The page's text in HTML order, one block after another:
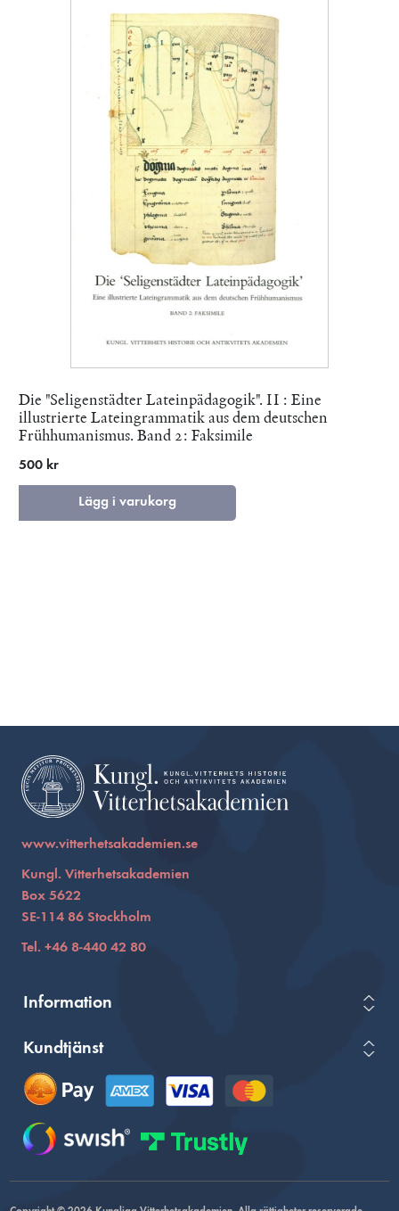
Die "Seligenstädter Lateinpädagogik". II : Eine
illustrierte Lateingrammatik aus dem deutschen
Frühhumanismus. Band 2: Faksimile
500 kr
Lägg i varukorg
www.vitterhetsakademien.se
Kungl. Vitterhetsakademien
Box 5622
SE-114 86 Stockholm
Tel. +46 8-440 42 80
Information
Kundtjänst